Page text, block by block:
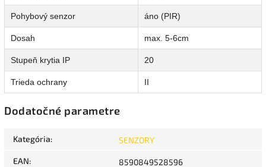
Pohybový senzor áno (PIR)
Dosah max. 5-6cm
Stupeň krytia IP 20
Trieda ochrany II
Dodatočné parametre
Kategória: SENZORY
EAN: 8590849528596